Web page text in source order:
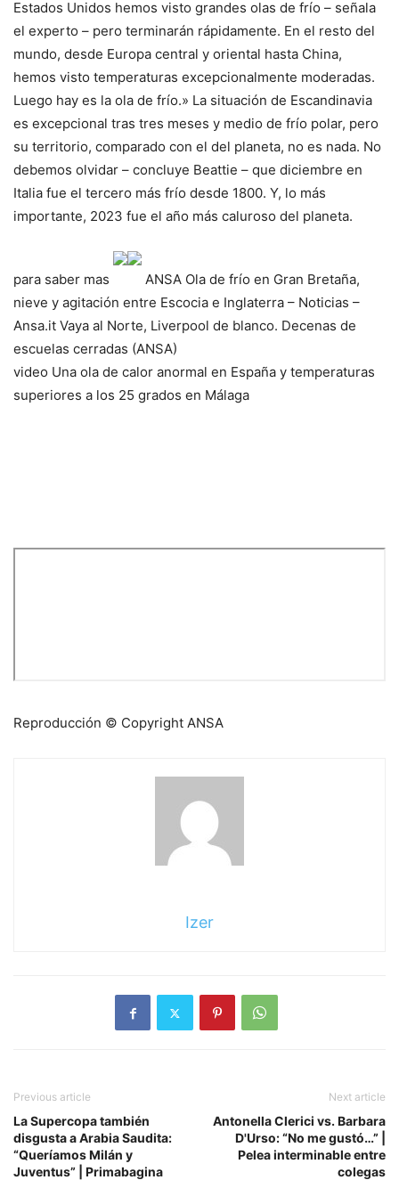
Estados Unidos hemos visto grandes olas de frío – señala
el experto – pero terminarán rápidamente. En el resto del
mundo, desde Europa central y oriental hasta China,
hemos visto temperaturas excepcionalmente moderadas.
Luego hay es la ola de frío.» La situación de Escandinavia
es excepcional tras tres meses y medio de frío polar, pero
su territorio, comparado con el del planeta, no es nada. No
debemos olvidar – concluye Beattie – que diciembre en
Italia fue el tercero más frío desde 1800. Y, lo más
importante, 2023 fue el año más caluroso del planeta.
para saber mas ANSA Ola de frío en Gran Bretaña,
nieve y agitación entre Escocia e Inglaterra – Noticias –
Ansa.it Vaya al Norte, Liverpool de blanco. Decenas de
escuelas cerradas (ANSA)
video Una ola de calor anormal en España y temperaturas
superiores a los 25 grados en Málaga
Reproducción © Copyright ANSA
Izer
Previous article
La Supercopa también
disgusta a Arabia Saudita:
“Queríamos Milán y
Juventus” | Primabagina
Next article
Antonella Clerici vs. Barbara
D'Urso: “No me gustó…” |
Pelea interminable entre
colegas